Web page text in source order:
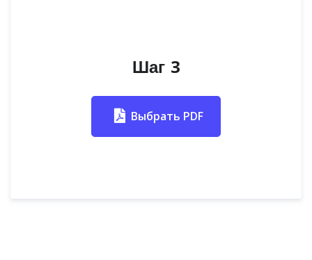
Шаг 3
Выбрать PDF